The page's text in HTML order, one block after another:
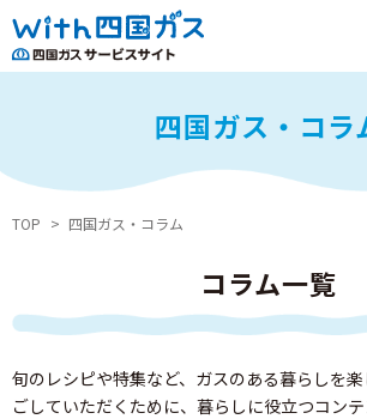
本文へ移動
四国ガス・コラ
TOP 四国ガス・コラム
コラム一覧
旬のレシピや特集など、ガスのある暮らしを
ごしていただくために、暮らしに役立つコン